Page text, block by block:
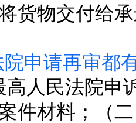
货物交付给
申请再审都
人民法院申
件材料；（